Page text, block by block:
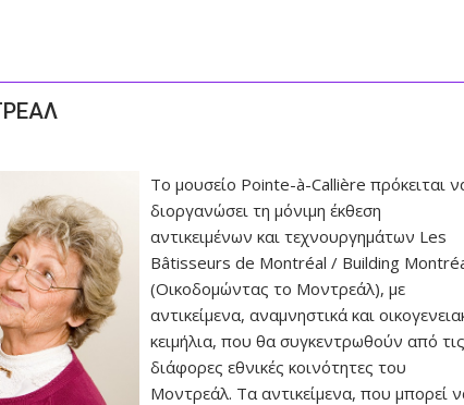
Το μουσείο Pointe-à-Callière πρόκειται
διοργανώσει τη μόνιμη έκθεση
αντικειμένων και τεχνουργημάτων Les
Bâtisseurs de Montréal / Building
(Οικοδομώντας το Μοντρεάλ), με
αντικείμενα, αναμνηστικά και
κειμήλια, που θα συγκεντρωθούν από τις
διάφορες εθνικές κοινότητες του
Μοντρεάλ. Τα αντικείμενα, που μπορεί